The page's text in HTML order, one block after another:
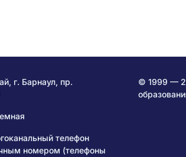
г. Барнаул, пр.
телефон
номером (телефоны
© 1999 —